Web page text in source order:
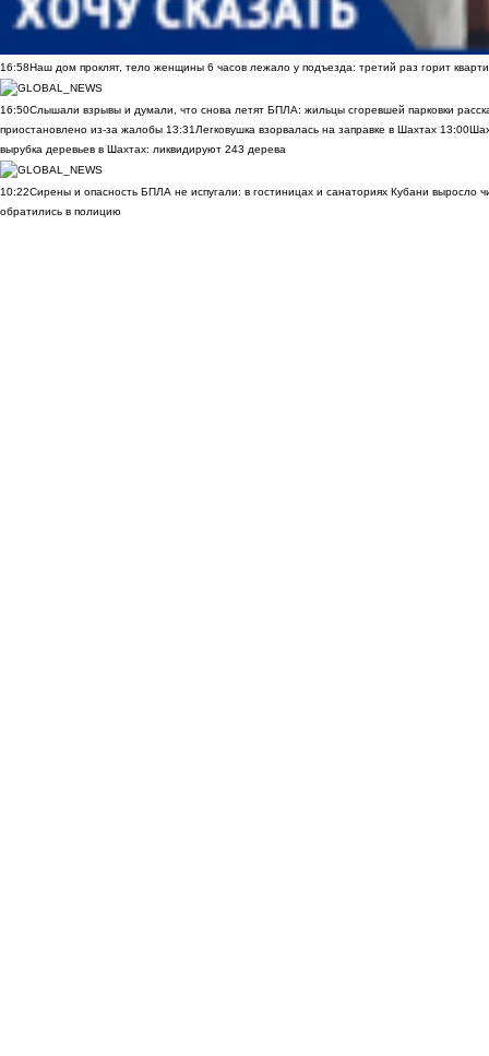
16:58Наш дом проклят, тело женщины 6 часов лежало у подъезда: третий раз горит
16:50Слышали взрывы и думали, что снова летят БПЛА: жильцы сгоревшей парковки
приостановлено из-за жалобы 13:31 Легковушка взорвалась на заправке в Шахтах 13:00
вырубка деревьев в Шахтах: ликвидируют 243 дерева
10:22Сирены и опасность БПЛА не испугали: в гостиницах и санаториях Кубани выросло
обратились в полицию